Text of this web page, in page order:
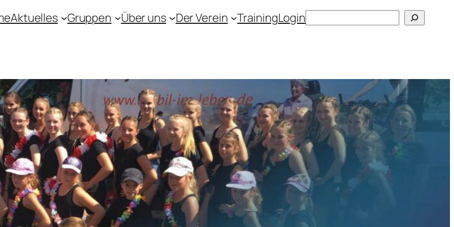
Aktuelles Gruppen Über uns Der Verein TrainingLogin